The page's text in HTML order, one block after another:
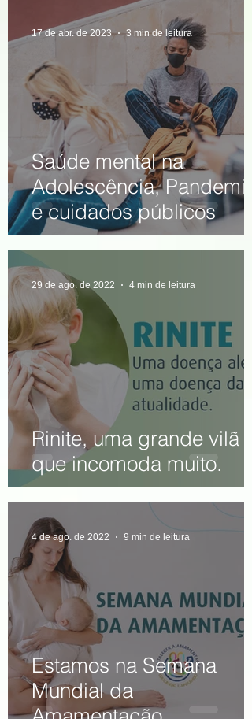
Saúde mental na
Adolescência, Pandemia
e cuidados públicos
17 de abr. de 2023 3 min de leitura
Rinite, uma grande vilã
que incomoda muito.
29 de ago. de 2022 4 min de leitura
Estamos na Semana
Mundial da
4 de ago. de 2022 9 min de leitura